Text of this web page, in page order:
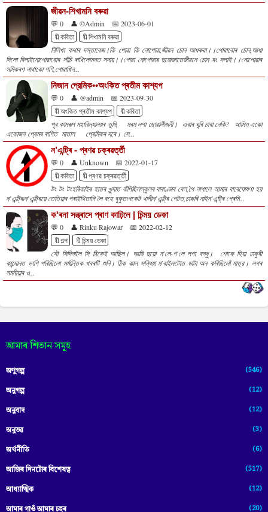
জীৱন-শিখামনি বৰুৱা
💬 0 👤 ©Admin
📅 2023-06-01
🔖কবিতা
🔖শিখামনি বৰুৱা
নিলিখা কথাৰ দস্তাবেজ।কি পোৱা কি নোপোৱা,জীৱন চোন আধৰুৱা।।পোৱাবোৰ চোন,আধা
দিলো বিলাইনোপোৱাবোৰ সাঁচি ৰাখিলোমনত সদায়।।পোৱা নোপোৱাৰ দুমোজাতেজীৱনে চোন ৰং সলাই।।নোপোৱাৰ
সমিকৰণ নাথাকো গণি,পোৱাখিন...
নিজান প্রেমিক••অংকিত প্ৰতীম কাশ্যপ
💬 0 👤 @admin
📅 2023-09-30
🔖অংকিত প্ৰতীম কাশ্যপ
🔖কবিতা
পূব কামৰূপ মহাবিদ্যালয়ৰ তুমি, মৰম লগা ছোৱালীজনী। এবাৰ ঘূৰি চাবা নেকি? আমিও একো
একোজন প্ৰেমৰ ৰাগিত মাতাল প্ৰেমিকৰ দৰে। সে...
ন’এন্ট্ৰি - প্ৰণৱ চক্ৰৱৰ্ত্তী
💬 0 👤 Unknown
📅 2022-01-17
🔖কবিতা
🔖প্ৰণৱ চক্ৰৱৰ্ত্তী
টং টং টংহৰিকাইৰ হাতৰ খুন্দাত কঁপিছিলস্কুলৰ বাৰাণ্ডাৰ বেল,গৈ নাপালে আমাৰ বাবেঘোষণা হয়
ন’এন্ট্ৰি৷ন’এন্ট্ৰিয়ে তেতিয়াৰ পৰাইথিতাপি লৈ বহে বুকুত৷পকেট খালীন’এন্ট্ৰি পেটত,চাকৰি নাইন’এন্ট্ৰি প্ৰেমি...
ক'ৰনা সন্ত্ৰাসে প্ৰাণ কাঢ়িলে | চিন্ময় ডেকা
💬 0 👤 Rinku Rajowar
📅 2022-02-12
🔖গল্প
🔖চিন্ময় ডেকা
সৌ সিদিনালৈ সি ঠিকেই আছিল। আমি দুয়ো ন'লে-গ'লে লগা বন্ধু। শোকে হিয়া ঢাকুৰী
কান্দোনত ভাগি পৰিছিলো মৰ্মান্তিক খবৰটি শুনি। ঠিক কাল সন্ধিয়া ম'বাইলটোত ডাটা অন কৰিছিলোঁ মাত্র। লগৰ
সমনীয়াৰ ও...
আমাৰ শিতান সমূহ
অণুগল্প (546)
অনুগল্প (12)
অনুবাদ (12)
অনুভৱ (3)
অৰ্থনীতি (6)
আজিৰ দিনটোৰ বিশেষত্ব (517)
আধ্যাত্মিক (12)
আমাৰ গাওঁ আমাৰ চহৰ (20)